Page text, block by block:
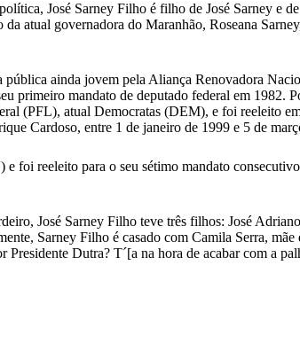
José Sarney Filho é filho de José Sarney e
atual governadora do Maranhão, Roseana
pública ainda jovem pela Aliança Renovadora
primeiro mandato de deputado federal em 1982.
(PFL), atual Democratas (DEM), e foi reeleito
Cardoso, entre 1 de janeiro de 1999 e 5 de
foi reeleito para o seu sétimo mandato
José Sarney Filho teve três filhos: José
Sarney Filho é casado com Camila Serra,
Dutra? T´[a na hora de acabar com a